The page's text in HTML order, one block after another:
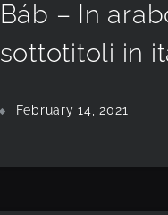
Báb – In
sottotitoli in
February 14, 2021